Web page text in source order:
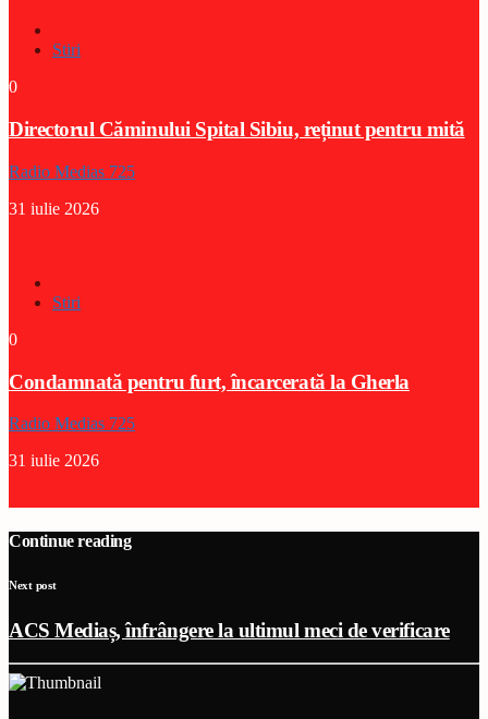
Stiri
0
Directorul Căminului Spital Sibiu, reținut pentru mită
Radio Medias 725
31 iulie 2026
Stiri
0
Condamnată pentru furt, încarcerată la Gherla
Radio Medias 725
31 iulie 2026
Continue reading
Next post
ACS Mediaș, înfrângere la ultimul meci de verificare